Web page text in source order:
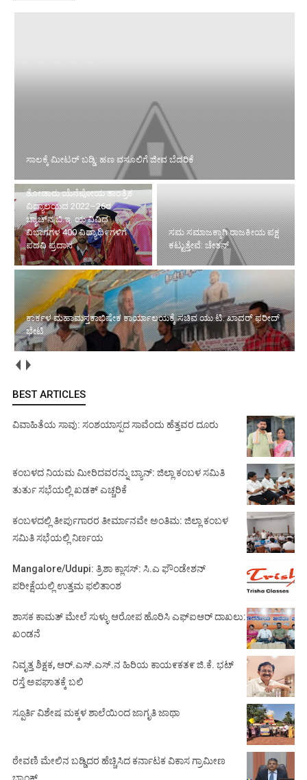
ಸಾಲಕ್ಕೆ ಮೀಟರ್ ಬಡ್ಡಿ: ಹಣ ವಸೂಲಿಗೆ ಜೀವ ಬೆದರಿಕೆ
ತೋಡಾರು ಯೆನೆಪೋಯ ತಾಂತ್ರಿಕ
ವಿದ್ಯಾಲಯದ 2022–26ರ
ಬ್ಯಾಚ್‌ನ ಬಿ.ಇ. ಯ ವಿವಿಧ
ವಿಭಾಗಗಳ 400 ವಿದ್ಯಾಥಿ೯ಗಳಿಗೆ
ಪದವಿ ಪ್ರದಾನ
ಸಮ ಸಮಾಜಕ್ಕಾಗಿ ರಾಜಕೀಯ ಪಕ್ಷ
ಕಟ್ಟುತ್ತೇವೆ: ಚೇತನ್
ಕಾರ್ಕಳ ಮಹಾಮಸ್ತಕಾಭಿಷೇಕ ಕಾರ್ಯಾಲಯಕ್ಕೆ ಸಚಿವ ಯು.ಟಿ. ಖಾದರ್ ಫರೀದ್
ಭೇಟಿ
BEST ARTICLES
ವಿವಾಹಿತೆಯ ಸಾವು: ಸಂಶಯಾಸ್ಪದ ಸಾವೆಂದು ಹೆತ್ತವರ ದೂರು
ಕಂಬಳದ ನಿಯಮ ಮೀರಿದವರನ್ನು ಬ್ಯಾನ್: ಜಿಲ್ಲಾ ಕಂಬಳ ಸಮಿತಿ
ತುರ್ತು ಸಭೆಯಲ್ಲಿ ಖಡಕ್ ಎಚ್ಚರಿಕೆ
ಕಂಬಳದಲ್ಲಿ ತೀರ್ಪುಗಾರರ ತೀರ್ಮಾನವೇ ಅಂತಿಮ: ಜಿಲ್ಲಾ ಕಂಬಳ
ಸಮಿತಿ ಸಭೆಯಲ್ಲಿ ನಿರ್ಣಯ
Mangalore/Udupi: ತ್ರಿಶಾ ಕ್ಲಾಸಸ್: ಸಿ.ಎ ಫೌಂಡೇಶನ್
ಪರೀಕ್ಷೆಯಲ್ಲಿ ಉತ್ತಮ ಫಲಿತಾಂಶ
ಶಾಸಕ ಕಾಮತ್ ಮೇಲೆ ಸುಳ್ಳು ಆರೋಪ ಹೊರಿಸಿ ಎಫ್‌ಐಆರ್ ದಾಖಲು:
ಖಂಡನೆ
ನಿವೃತ್ತ ಶಿಕ್ಷಕ, ಆರ್.ಎಸ್.ಎಸ್.ನ ಹಿರಿಯ ಕಾಯ೯ಕತ೯ ಜಿ.ಕೆ. ಭಟ್
ರಸ್ತೆ ಅಪಘಾತಕ್ಕೆ ಬಲಿ
ಸ್ಪೂರ್ತಿ ವಿಶೇಷ ಮಕ್ಕಳ ಶಾಲೆಯಿಂದ ಜಾಗೃತಿ ಜಾಥಾ
ಠೇವಣಿ ಮೇಲಿನ ಬಡ್ಡಿದರ ಹೆಚ್ಚಿಸಿದ ಕರ್ನಾಟಕ ವಿಕಾಸ ಗ್ರಾಮೀಣ
ಬ್ಯಾಂಕ್